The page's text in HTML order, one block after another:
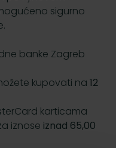
sigurno
banke Zagreb
kupovati na 12
karticama
iznose iznad 65,00